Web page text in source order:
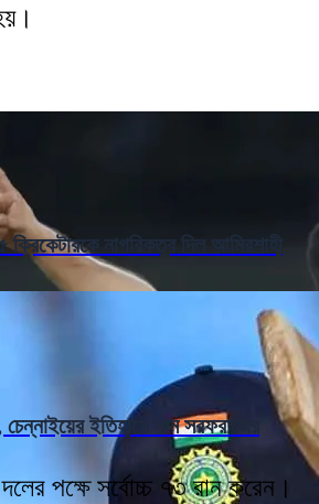
ক্রিকেটারকে নাগরিকত্ব দিল আমিরশাহী
ইতিহাসে নাম সরফরাজের
পক্ষে সর্বোচ্চ ৭৩ রান করেন।